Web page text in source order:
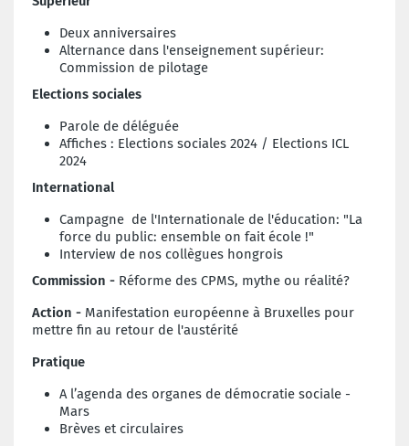
Deux anniversaires
Alternance dans l'enseignement supérieur:
Commission de pilotage
Elections sociales
Parole de déléguée
Affiches : Elections sociales 2024 / Elections ICL
2024
International
Campagne de l'Internationale de l'éducation: "La
force du public: ensemble on fait école !"
Interview de nos collègues hongrois
Commission - Réforme des CPMS, mythe ou réalité?
Action - Manifestation européenne à Bruxelles pour
mettre fin au retour de l'austérité
Pratique
A l’agenda des organes de démocratie sociale -
Mars
Brèves et circulaires